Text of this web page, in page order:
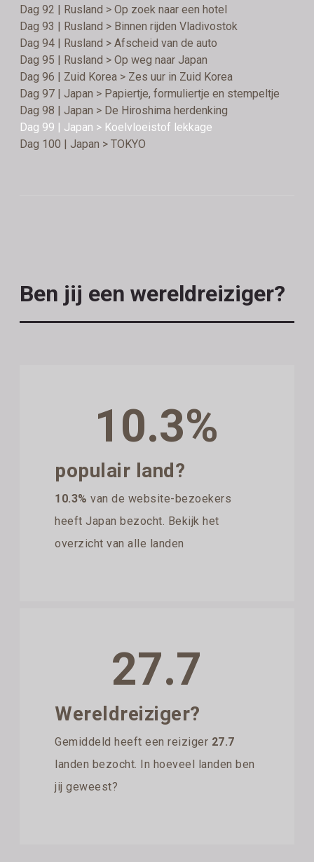
Dag 92 | Rusland > Op zoek naar een hotel
Dag 93 | Rusland > Binnen rijden Vladivostok
Dag 94 | Rusland > Afscheid van de auto
Dag 95 | Rusland > Op weg naar Japan
Dag 96 | Zuid Korea > Zes uur in Zuid Korea
Dag 97 | Japan > Papiertje, formuliertje en stempeltje
Dag 98 | Japan > De Hiroshima herdenking
Dag 99 | Japan > Koelvloeistof lekkage
Dag 100 | Japan > TOKYO
Ben jij een wereldreiziger?
10.3%
populair land?
10.3% van de website-bezoekers
heeft Japan bezocht. Bekijk het
overzicht van alle landen
27.7
Wereldreiziger?
Gemiddeld heeft een reiziger 27.7
landen bezocht. In hoeveel landen ben
jij geweest?